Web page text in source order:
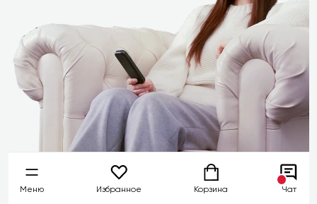
Меню Избранное Корзина Чат